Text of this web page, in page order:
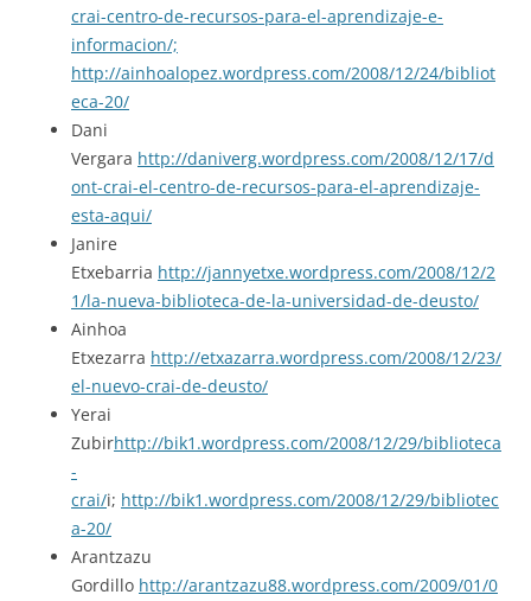
crai-centro-de-recursos-para-el-aprendizaje-e-
informacion/;
http://ainhoalopez.wordpress.com/2008/12/24/bibliot
eca-20/
Dani
Vergara http://daniverg.wordpress.com/2008/12/17/d
ont-crai-el-centro-de-recursos-para-el-aprendizaje-
esta-aqui/
Janire
Etxebarria http://jannyetxe.wordpress.com/2008/12/2
1/la-nueva-biblioteca-de-la-universidad-de-deusto/
Ainhoa
Etxezarra http://etxazarra.wordpress.com/2008/12/23/
el-nuevo-crai-de-deusto/
Yerai
Zubirhttp://bik1.wordpress.com/2008/12/29/biblioteca
-
crai/i; http://bik1.wordpress.com/2008/12/29/bibliotec
a-20/
Arantzazu
Gordillo http://arantzazu88.wordpress.com/2009/01/0